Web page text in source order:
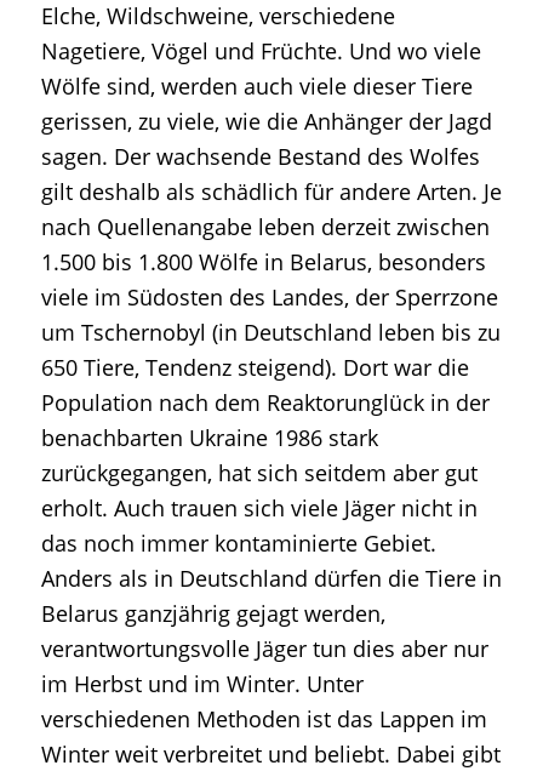
Elche, Wildschweine, verschiedene
Nagetiere, Vögel und Früchte. Und wo viele
Wölfe sind, werden auch viele dieser Tiere
gerissen, zu viele, wie die Anhänger der Jagd
sagen. Der wachsende Bestand des Wolfes
gilt deshalb als schädlich für andere Arten. Je
nach Quellenangabe leben derzeit zwischen
1.500 bis 1.800 Wölfe in Belarus, besonders
viele im Südosten des Landes, der Sperrzone
um Tschernobyl (in Deutschland leben bis zu
650 Tiere, Tendenz steigend). Dort war die
Population nach dem Reaktorunglück in der
benachbarten Ukraine 1986 stark
zurückgegangen, hat sich seitdem aber gut
erholt. Auch trauen sich viele Jäger nicht in
das noch immer kontaminierte Gebiet.
Anders als in Deutschland dürfen die Tiere in
Belarus ganzjährig gejagt werden,
verantwortungsvolle Jäger tun dies aber nur
im Herbst und im Winter. Unter
verschiedenen Methoden ist das Lappen im
Winter weit verbreitet und beliebt. Dabei gibt